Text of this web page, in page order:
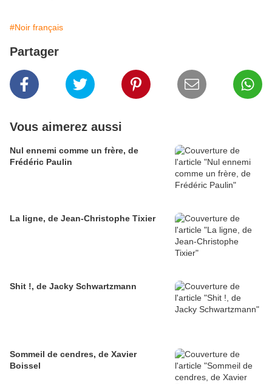
#Noir français
Partager
Vous aimerez aussi
Nul ennemi comme un frère, de
Frédéric Paulin
La ligne, de Jean-Christophe Tixier
Shit !, de Jacky Schwartzmann
Sommeil de cendres, de Xavier
Boissel